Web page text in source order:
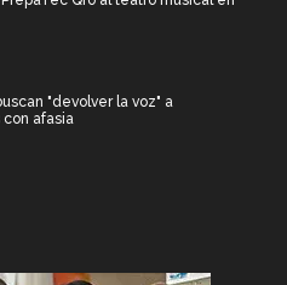
"devolver la voz" a
afasia